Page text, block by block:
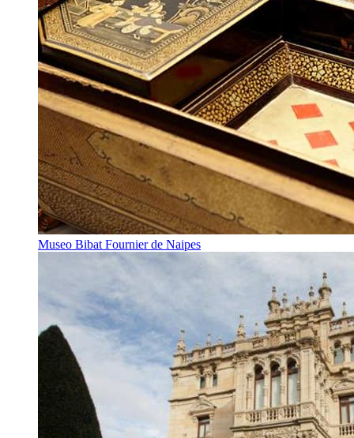
Museo Bibat Fournier de Naipes